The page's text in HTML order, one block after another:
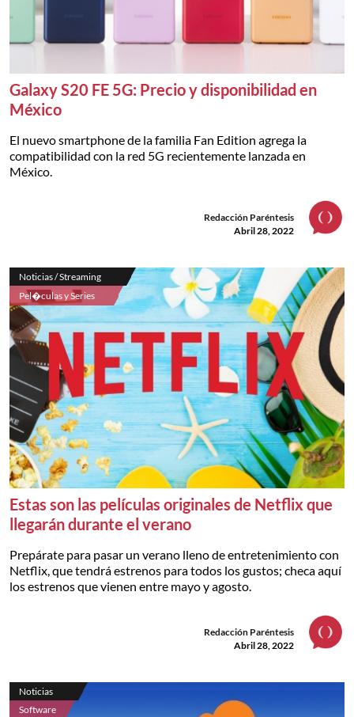
Galaxy S20 FE 5G: Precio y disponibilidad en
México
El nuevo smartphone de la familia Fan Edition agrega la
compatibilidad con la red 5G recientemente lanzada en
México.
Redacción Paréntesis
Abril 28, 2022
Noticias / Streaming
Pel�culas y Series
Estas son las películas originales de Netflix que
llegarán durante el verano
Prepárate para pasar un verano lleno de entretenimiento con
Netflix, que tendrá estrenos para todos los gustos; checa aquí
los estrenos que vienen entre mayo y agosto.
Redacción Paréntesis
Abril 28, 2022
Noticias
Software